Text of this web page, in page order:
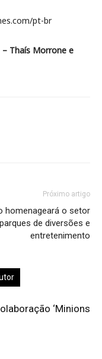
pt-br
Thaís Morrone e
Próximo artigo
homenageará o setor
de diversões e
entretenimento
‘Minions